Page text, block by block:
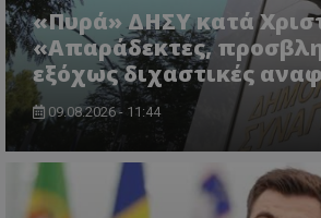
«Πυρά» ΔΗΣΥ κατά
«Απαράδεκτες,
εξόχως διχαστικές
09.08.2026 - 11:44